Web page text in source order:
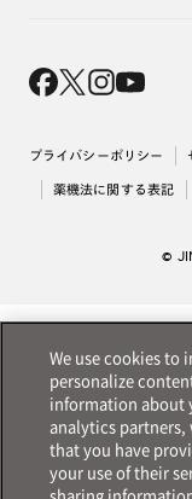
採用情報
出店について
プライバシーポリシー
薬機法に関する表記
©
We use cookies to
personalize
information about
analytics
that you have
your use of their